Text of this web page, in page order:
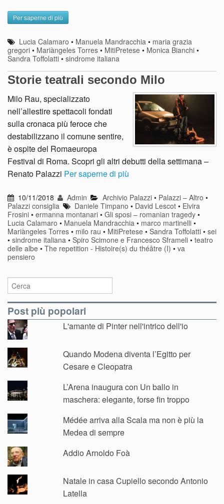
Per saperne di più
Lucia Calamaro • Manuela Mandracchia • maria grazia
gregori • Mariàngeles Torres • MitiPretese • Monica Bianchi •
Sandra Toffolatti • sindrome italiana
Storie teatrali secondo Milo
Milo Rau, specializzato
nell’allestire spettacoli fondati
sulla cronaca più feroce che
destabilizzano il comune sentire,
è ospite del Romaeuropa
Festival di Roma. Scopri gli altri debutti della settimana –
Renato Palazzi Per saperne di più
10/11/2018 Admin Archivio Palazzi• Palazzi – Altro •
Palazzi consiglia
Daniele Timpano • David Lescot • Elvira
Frosini • ermanna montanari • Gli sposi – romanian tragedy •
Lucia Calamaro • Manuela Mandracchia • marco martinelli •
Mariàngeles Torres • milo rau • MitiPretese • Sandra Toffolatti • sei
• sindrome italiana • Spiro Scimone e Francesco Sframeli • teatro
delle albe • The repetition - Histoire(s) du théâtre (I) • va
pensiero
Post più popolari
L'amante di Pinter nell'intrico dell'io
Quando Modena diventa l’Egitto per
Cesare e Cleopatra
L’Arena inaugura con Un ballo in
maschera: elegante, forse fin troppo
Médée arriva alla Scala ma non è più la
Medea di sempre
Addio Arnoldo Foà
Natale in casa Cupiello secondo Antonio
Latella